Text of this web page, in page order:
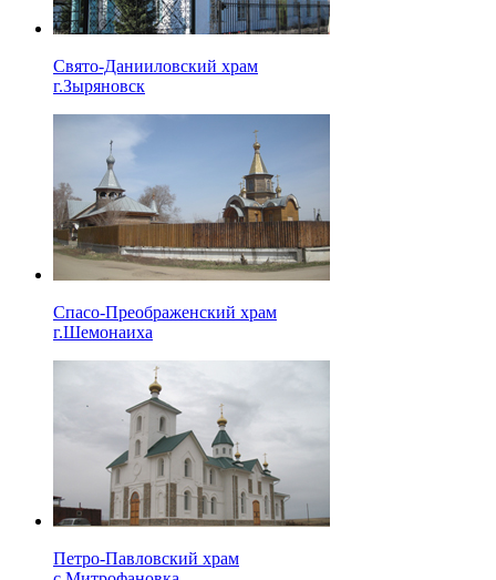
Свято-Данииловский храм
г.Зыряновск
Спасо-Преображенский храм
г.Шемонаиха
Петро-Павловский храм